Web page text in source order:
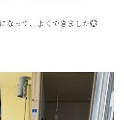
なって、よくできました💮